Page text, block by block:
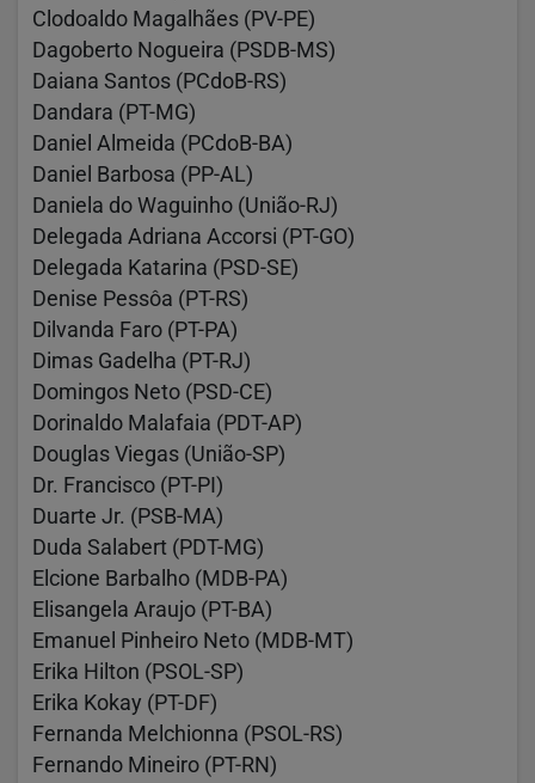
Clodoaldo Magalhães (PV-PE)
Dagoberto Nogueira (PSDB-MS)
Daiana Santos (PCdoB-RS)
Dandara (PT-MG)
Daniel Almeida (PCdoB-BA)
Daniel Barbosa (PP-AL)
Daniela do Waguinho (União-RJ)
Delegada Adriana Accorsi (PT-GO)
Delegada Katarina (PSD-SE)
Denise Pessôa (PT-RS)
Dilvanda Faro (PT-PA)
Dimas Gadelha (PT-RJ)
Domingos Neto (PSD-CE)
Dorinaldo Malafaia (PDT-AP)
Douglas Viegas (União-SP)
Dr. Francisco (PT-PI)
Duarte Jr. (PSB-MA)
Duda Salabert (PDT-MG)
Elcione Barbalho (MDB-PA)
Elisangela Araujo (PT-BA)
Emanuel Pinheiro Neto (MDB-MT)
Erika Hilton (PSOL-SP)
Erika Kokay (PT-DF)
Fernanda Melchionna (PSOL-RS)
Fernando Mineiro (PT-RN)